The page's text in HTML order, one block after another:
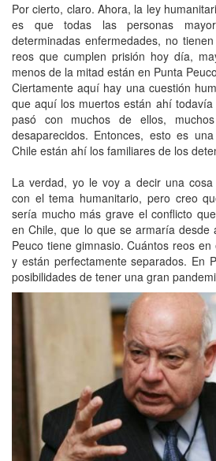
Por cierto, claro. Ahora, la ley
es que todas las personas
determinadas enfermedades, no
reos que cumplen prisión hoy día,
menos de la mitad están en Punta
Ciertamente aquí hay una cuestión
que aquí los muertos están ahí
pasó con muchos de ellos, muchos
desaparecidos. Entonces, esto es
Chile están ahí los familiares de los
La verdad, yo le voy a decir una
con el tema humanitario, pero creo
sería mucho más grave el conflicto
en Chile, que lo que se armaría desde
Peuco tiene gimnasio. Cuántos reos
y están perfectamente separados. En
posibilidades de tener una gran